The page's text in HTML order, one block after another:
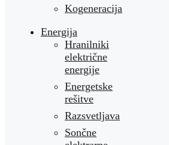
Kogeneracija
Energija
Hranilniki
električne
energije
Energetske
rešitve
Razsvetljava
Sončne